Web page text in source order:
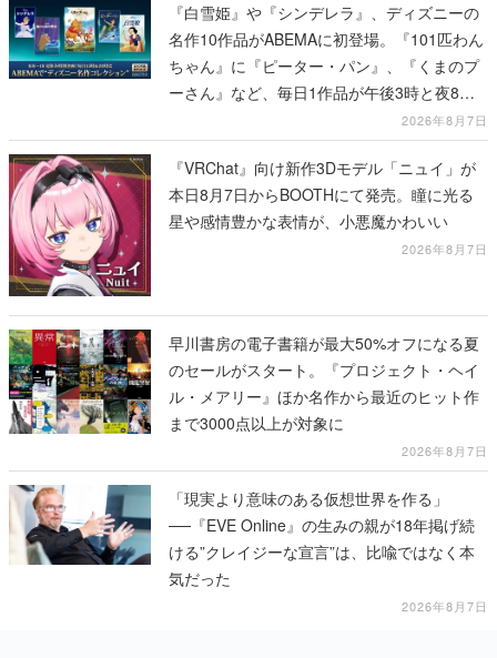
『白雪姫』や『シンデレラ』、ディズニーの
名作10作品がABEMAに初登場。『101匹わん
ちゃん』に『ピーター・パン』、『くまのプ
ーさん』など、毎日1作品が午後3時と夜8時
2026年8月7日
『VRChat』向け新作3Dモデル「ニュイ」が
本日8月7日からBOOTHにて発売。瞳に光る
星や感情豊かな表情が、小悪魔かわいい
2026年8月7日
早川書房の電子書籍が最大50%オフになる夏
のセールがスタート。『プロジェクト・ヘイ
ル・メアリー』ほか名作から最近のヒット作
まで3000点以上が対象に
2026年8月7日
「現実より意味のある仮想世界を作る」
──『EVE Online』の生みの親が18年掲げ続
ける”クレイジーな宣言”は、比喩ではなく本
気だった
2026年8月7日